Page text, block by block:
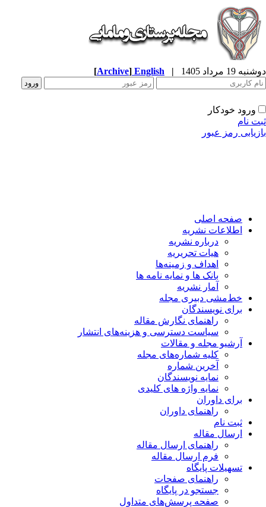
19 مرداد 1405 |
English
[Archive]
ورود خودکار
نام
رمز عبور
صفحه اصلی
اطلاعات نشریه
درباره نشریه
هیات تحریریه
اهداف و زمینه‌ها
بانک ها و نمایه نامه ها
آمار نشریه
خط‌مشی دبیری مجله
برای نویسندگان
راهنمای نگارش مقاله
سیاست دسترسی و هزینه‌های انتشار
آرشیو مجله و مقالات
کلیه شماره‌های مجله
آخرین شماره
نمایه نویسندگان
نمایه واژه های کلیدی
برای داوران
راهنمای داوران
ثبت نام
ارسال مقاله
راهنمای ارسال مقاله
فرم ارسال مقاله
تسهیلات پایگاه
راهنمای صفحات
جستجو در پایگاه
صفحه پرسش‌های متداول